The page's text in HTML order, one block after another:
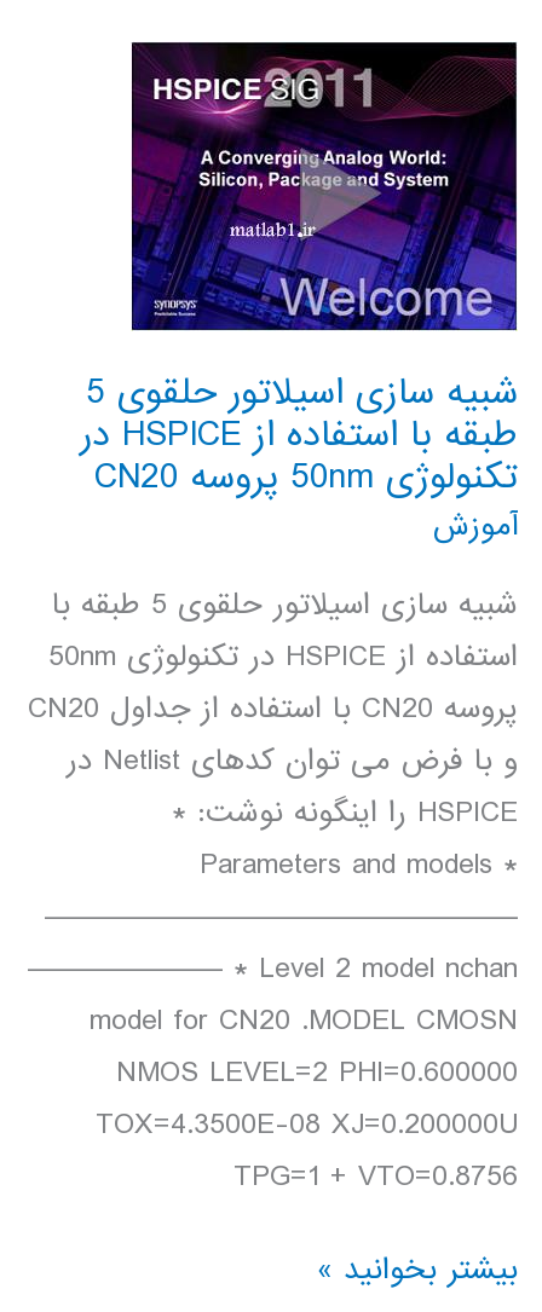
علم
و
صنعت
شبیه سازی اسیلاتور حلقوی 5
طبقه با استفاده از HSPICE در
تکنولوژی 50nm پروسه CN20
آموزش
شبیه سازی اسیلاتور حلقوی 5 طبقه با
استفاده از HSPICE در تکنولوژی 50nm
پروسه CN20 با استفاده از جداول CN20
و با فرض می توان کدهای Netlist در
HSPICE را اینگونه نوشت: *
Parameters and models *
—————————————————
——————— * Level 2 model nchan
model for CN20 .MODEL CMOSN
NMOS LEVEL=2 PHI=0.600000
TOX=4.3500E-08 XJ=0.200000U
TPG=1 + VTO=0.8756
شبیه
بیشتر بخوانید »